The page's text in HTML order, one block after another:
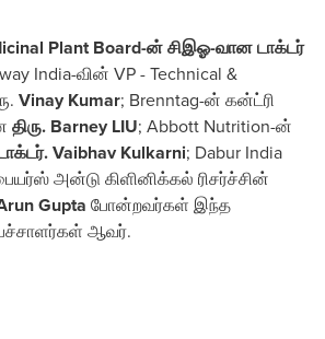
Plant Board-ன் சிஇஓ-வான டாக்டர்
India-வின் VP - Technical &
Vinay Kumar; Brenntag-ன் கன்ட்ரி
திரு. Barney LIU; Abbott Nutrition-ன்
Vaibhav Kulkarni; Dabur India
அன்டு கிளினிக்கல் ரிசர்ச்சின்
Gupta போன்றவர்கள் இந்த
ஆவர்.